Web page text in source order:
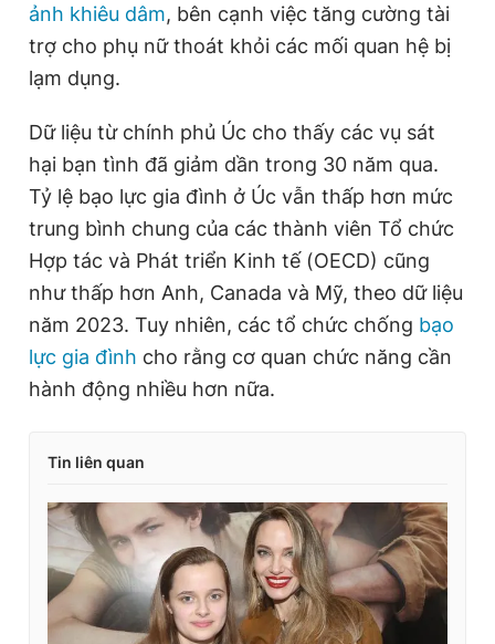
ảnh khiêu dâm, bên cạnh việc tăng cường tài
trợ cho phụ nữ thoát khỏi các mối quan hệ bị
lạm dụng.
Dữ liệu từ chính phủ Úc cho thấy các vụ sát
hại bạn tình đã giảm dần trong 30 năm qua.
Tỷ lệ bạo lực gia đình ở Úc vẫn thấp hơn mức
trung bình chung của các thành viên Tổ chức
Hợp tác và Phát triển Kinh tế (OECD) cũng
như thấp hơn Anh, Canada và Mỹ, theo dữ liệu
năm 2023. Tuy nhiên, các tổ chức chống bạo
lực gia đình cho rằng cơ quan chức năng cần
hành động nhiều hơn nữa.
Tin liên quan